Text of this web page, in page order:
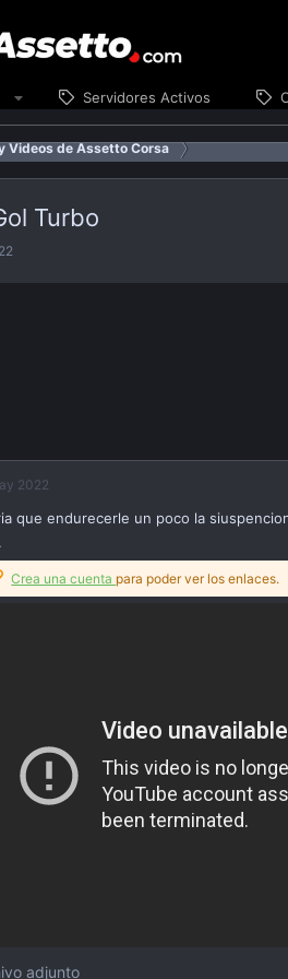
Servidores Activos
Videos de Assetto Corsa
Turbo
2022
que endurecerle un poco la
Crea una cuenta para poder ver los enlaces.
adjunto